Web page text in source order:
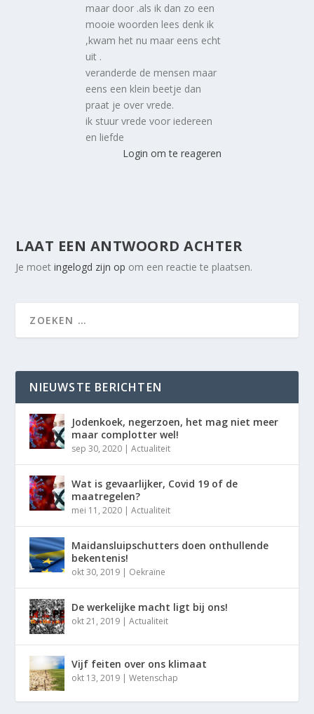
maar door .als ik dan zo een
mooie woorden lees denk ik
,kwam het nu maar eens echt
uit .
veranderde de mensen maar
eens een klein beetje dan
praat je over vrede.
ik stuur vrede voor iedereen
en liefde
Login om te reageren
LAAT EEN ANTWOORD ACHTER
Je moetingelogd zijn op om een reactie te plaatsen.
NIEUWSTE BERICHTEN
Jodenkoek, negerzoen, het mag niet meer
maar complotter wel!
sep 30, 2020 |Actualiteit
Wat is gevaarlijker, Covid 19 of de
maatregelen?
mei 11, 2020 |Actualiteit
Maidansluipschutters doen onthullende
bekentenis!
okt 30, 2019 | Oekraïne
De werkelijke macht ligt bij ons!
okt 21, 2019 |Actualiteit
Vijf feiten over ons klimaat
okt 13, 2019 |Wetenschap